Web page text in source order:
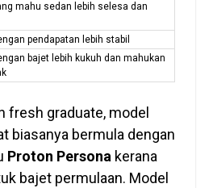
mahu sedan lebih selesa dan
pendapatan lebih stabil
bajet lebih kukuh dan mahukan
fresh graduate, model
biasanya bermula dengan
Proton Personakerana
bajet permulaan. Model